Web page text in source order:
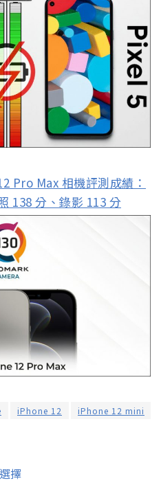
Pro Max 相機評測成績：
138 分、錄影 113 分
iPhone 12 iPhone 12 mini
擇